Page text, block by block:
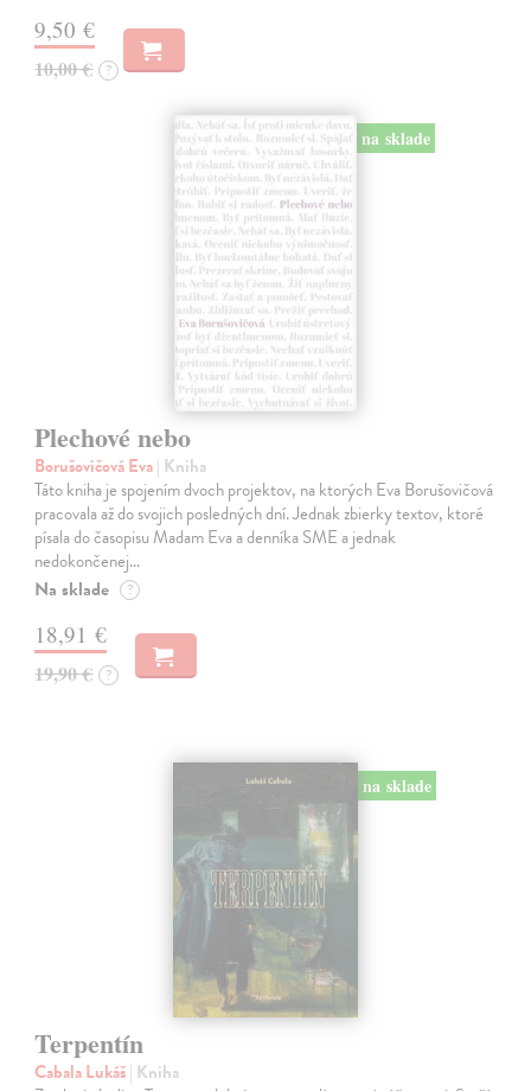
9,50 €
10,00 € ?
na sklade
Plechové nebo
Borušovičová Eva| Kniha
Táto kniha je spojením dvoch projektov, na ktorých Eva Borušovičová
pracovala až do svojich posledných dní. Jednak zbierky textov, ktoré
písala do časopisu Madam Eva a denníka SME a jednak
nedokončenej…
Na sklade ?
18,91 €
19,90 € ?
na sklade
Terpentín
Cabala Lukáš| Kniha